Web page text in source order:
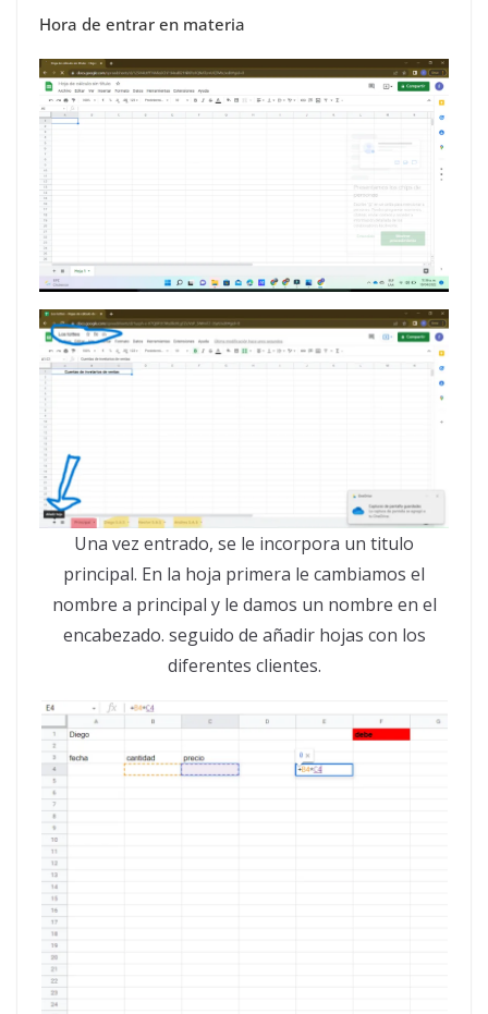
Hora de entrar en materia
Una vez entrado, se le incorpora un titulo
principal. En la hoja primera le cambiamos el
nombre a principal y le damos un nombre en el
encabezado. seguido de añadir hojas con los
diferentes clientes.